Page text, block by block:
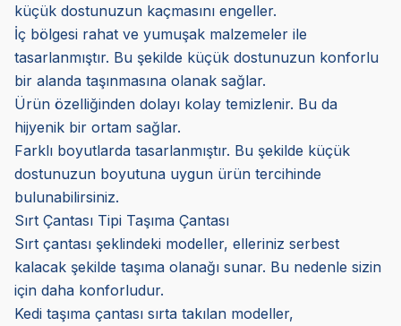
küçük dostunuzun kaçmasını engeller.
İç bölgesi rahat ve yumuşak malzemeler ile
tasarlanmıştır. Bu şekilde küçük dostunuzun konforlu
bir alanda taşınmasına olanak sağlar.
Ürün özelliğinden dolayı kolay temizlenir. Bu da
hijyenik bir ortam sağlar.
Farklı boyutlarda tasarlanmıştır. Bu şekilde küçük
dostunuzun boyutuna uygun ürün tercihinde
bulunabilirsiniz.
Sırt Çantası Tipi Taşıma Çantası
Sırt çantası şeklindeki modeller, elleriniz serbest
kalacak şekilde taşıma olanağı sunar. Bu nedenle sizin
için daha konforludur.
Kedi taşıma çantası sırta takılan modeller,